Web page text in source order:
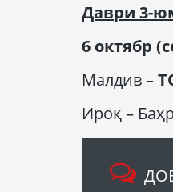
Даври 3-
6 октябр (
Малдив –Т
Ироқ –